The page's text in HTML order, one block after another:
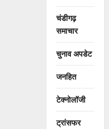
चंडीगढ़
समाचार
चुनाव अपडेट
जनहित
टेक्नोलॉजी
ट्रांसफर